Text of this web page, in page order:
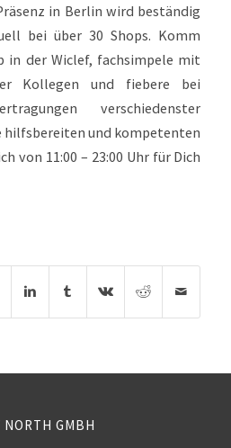
in Berlin wird beständig
bei über 30 Shops. Komm
in der Wiclef, fachsimpele mit
Kollegen und fiebere bei
verschiedenster
hilfsbereiten und kompetenten
von 11:00 – 23:00 Uhr für Dich
NORTH GMBH